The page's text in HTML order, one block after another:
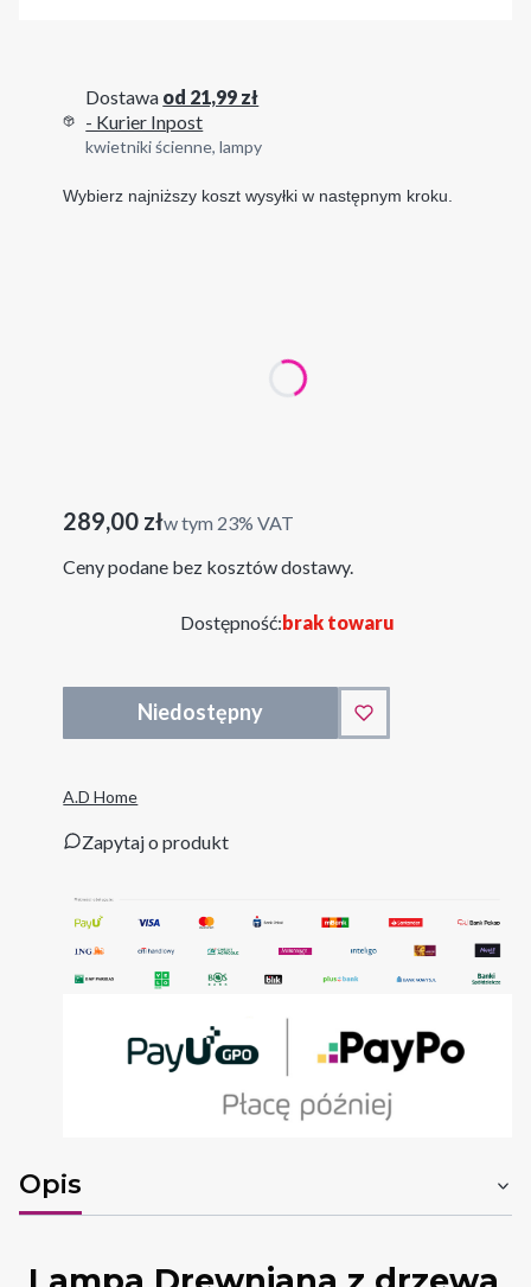
Dostawa od 21,99 zł
- Kurier Inpost
kwietniki ścienne, lampy
Wybierz najniższy koszt wysyłki w następnym kroku.
Cena
289,00 złw tym 23% VAT
w tym 23% VAT
Ceny podane bez kosztów dostawy.
Dostępność:brak towaru
Niedostępny
A.D Home
Zapytaj o produkt
Opis